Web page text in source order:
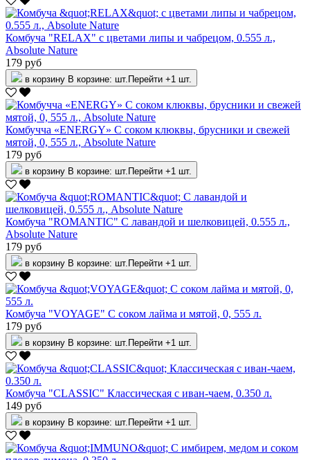
Комбуча "RELAX" с цветами липы и чабрецом, 0.555 л.,
Absolute Nature
179 руб
в корзину В корзине: шт. Перейти +1 шт.
Комбучча «ENERGY» С соком клюквы, брусники и свежей
мятой, 0, 555 л., Absolute Nature
179 руб
в корзину В корзине: шт. Перейти +1 шт.
Комбуча "ROMANTIC" С лавандой и шелковицей, 0.555 л.,
Absolute Nature
179 руб
в корзину В корзине: шт. Перейти +1 шт.
Комбуча "VOYAGE" С соком лайма и мятой, 0, 555 л.
179 руб
в корзину В корзине: шт. Перейти +1 шт.
Комбуча "CLASSIC" Классическая с иван-чаем, 0.350 л.
149 руб
в корзину В корзине: шт. Перейти +1 шт.